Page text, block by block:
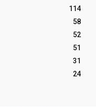
114
58
52
51
31
24